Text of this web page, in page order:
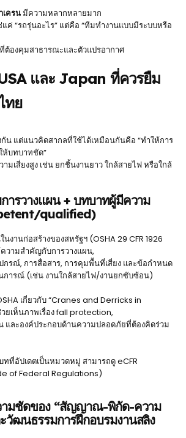
เครนมีความหลากหลายมาก
ค่ “รถรุ่นอะไร” แต่คือ “ทีมทำงานแบบมีระบบหรือ
ต้องคุมสาธารณะและตัวแปรอากาศ
และ Japan ที่ควรยืม
ทย
น แต่แนวคิดสากลที่ใช้ได้เหมือนกันคือ “ทำให้การ
ห้บทบาทชัด”
มเสี่ยงสูง เช่น ยกชิ้นงานยาว ใกล้สายไฟ หรือใกล้
ารวางแผน + บทบาทผู้มีความ
qualified)
นงานก่อสร้างของสหรัฐฯ (OSHA 29 CFR 1926
วามสำคัญกับการวางแผน,
รณ์, การสื่อสาร, การคุมพื้นที่เสี่ยง และข้อกำหนด
การณ์ (เช่น งานใกล้สายไฟ/งานยกซับซ้อน)
เกี่ยวกับ “Cranes and Derricks in
ยเห็นภาพเรื่อง fall protection,
และองค์ประกอบด้านความปลอดภัยที่ต้องคิดร่วม
ทที่อัปเดตเป็นหมวดหมู่ สามารถดู eCFR
of Federal Regulations)
มชัดของ “สัญญาณ-พิกัด-ความ
วัฒนธรรมการฝึกอบรมงานสลิง